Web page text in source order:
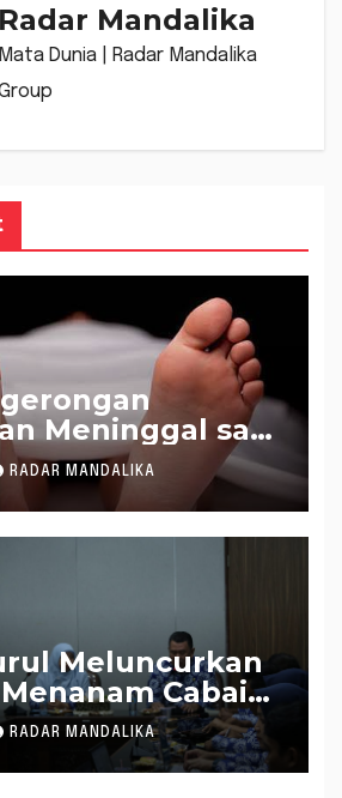
Radar Mandalika
Mata Dunia | Radar Mandalika
Meninggal saat
di Sungai
RADAR MANDALIKA
Meluncurkan
Cabai
RADAR MANDALIKA